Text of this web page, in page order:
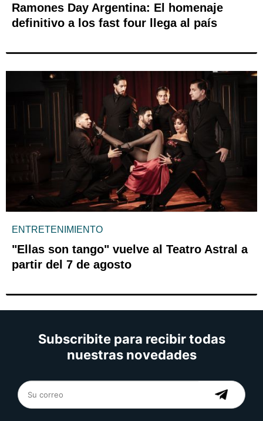
Ramones Day Argentina: El homenaje
definitivo a los fast four llega al país
ENTRETENIMIENTO
"Ellas son tango" vuelve al Teatro Astral a
partir del 7 de agosto
Subscribite para recibir todas
nuestras novedades